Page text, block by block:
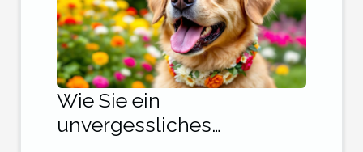
Wie Sie ein
unvergessliches